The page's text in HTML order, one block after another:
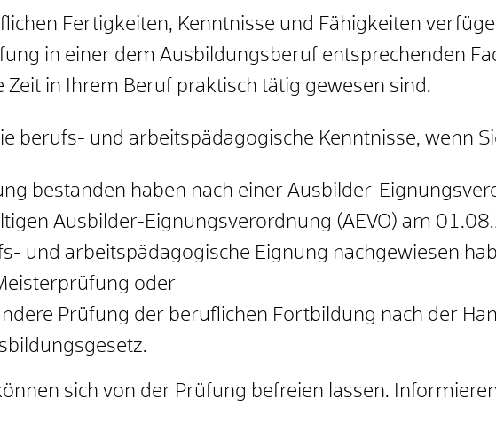
Fertigkeiten, Kenntnisse und Fähigkeiten
in einer dem Ausbildungsberuf entsprechenden
Zeit in Ihrem Beruf praktisch tätig gewesen sind.
berufs- und arbeitspädagogische Kenntnisse, wenn
bestanden haben nach einer Ausbilder-
Ausbilder-Eignungsverordnung (AEVO) am
und arbeitspädagogische Eignung nachgewiesen
oder
Prüfung der beruflichen Fortbildung nach der
sich von der Prüfung befreien lassen.